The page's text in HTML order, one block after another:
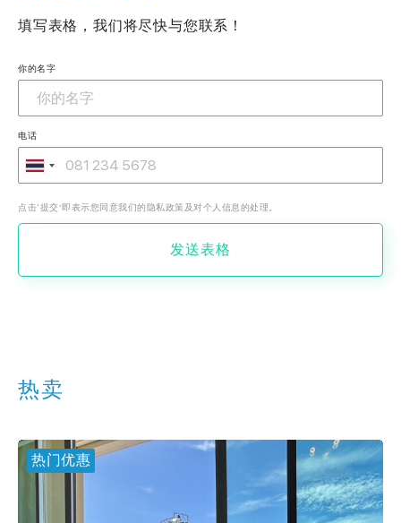
填写表格，我们将尽快与您联系！
你的名字
电话
点击‘提交’即表示您同意我们的隐私政策及对个人信息的处理。
发送表格
热卖
热门优惠